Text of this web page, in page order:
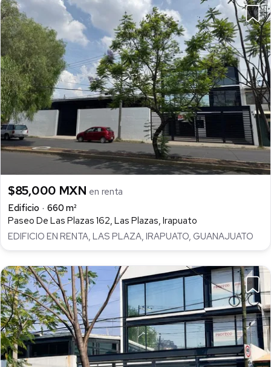
$85,000 MXN en renta
Edificio
660 m²
Paseo De Las Plazas 162, Las Plazas, Irapuato
EDIFICIO EN RENTA, LAS PLAZA, IRAPUATO, GUANAJUATO